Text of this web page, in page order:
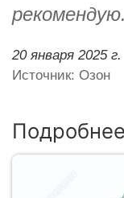
рекомендую.
20 января 2025 г.
Источник: Озон